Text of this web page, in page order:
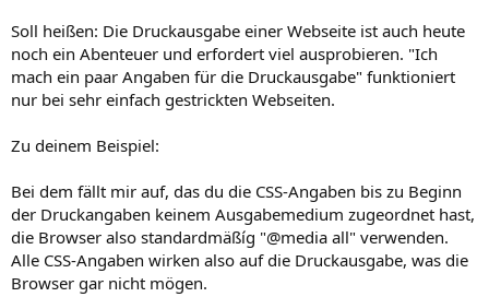
Soll heißen: Die Druckausgabe einer Webseite ist auch heute
noch ein Abenteuer und erfordert viel ausprobieren. "Ich
mach ein paar Angaben für die Druckausgabe" funktioniert
nur bei sehr einfach gestrickten Webseiten.
Zu deinem Beispiel:
Bei dem fällt mir auf, das du die CSS-Angaben bis zu Beginn
der Druckangaben keinem Ausgabemedium zugeordnet hast,
die Browser also standardmäßíg "@media all" verwenden.
Alle CSS-Angaben wirken also auf die Druckausgabe, was die
Browser gar nicht mögen.